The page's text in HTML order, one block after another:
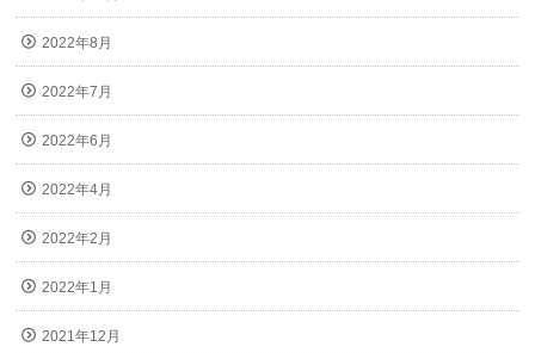
2022年8月
2022年7月
2022年6月
2022年4月
2022年2月
2022年1月
2021年12月